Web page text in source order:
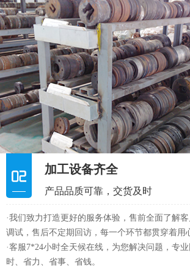
加工设备齐全
产品品质可靠，交货及时
·我们致力打造更好的服务体验，售前全面了解
调试，售后不定期回访，每一个环节都贯穿着用
·客服7*24小时全天候在线，为您解决问题，专
时、省力、省事、省钱。